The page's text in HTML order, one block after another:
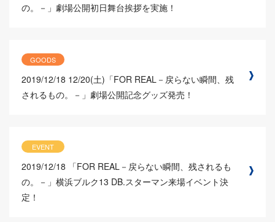
の。－」劇場公開初日舞台挨拶を実施！
GOODS
2019/12/18 12/20(土)「FOR REAL－戻らない瞬間、残
されるもの。－」劇場公開記念グッズ発売！
EVENT
2019/12/18
「FOR REAL－戻らない瞬間、残されるも
の。－」横浜ブルク13 DB.スターマン来場イベント決
定！